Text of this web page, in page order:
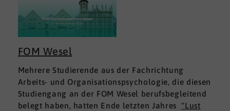
FOM Wesel
Mehrere Studierende aus der Fachrichtung
Arbeits- und Organisationspsychologie, die diesen
Studiengang an der FOM Wesel berufsbegleitend
belegt haben, hatten Ende letzten Jahres "Lust